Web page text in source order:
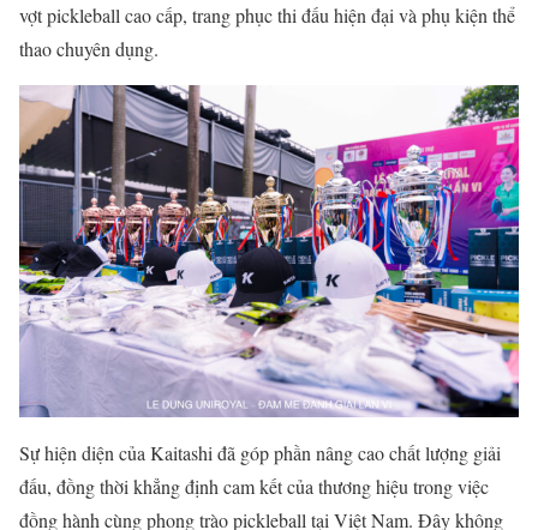
vợt pickleball cao cấp, trang phục thi đấu hiện đại và phụ kiện thể
thao chuyên dụng.
Sự hiện diện của Kaitashi đã góp phần nâng cao chất lượng giải
đấu, đồng thời khẳng định cam kết của thương hiệu trong việc
đồng hành cùng phong trào pickleball tại Việt Nam. Đây không